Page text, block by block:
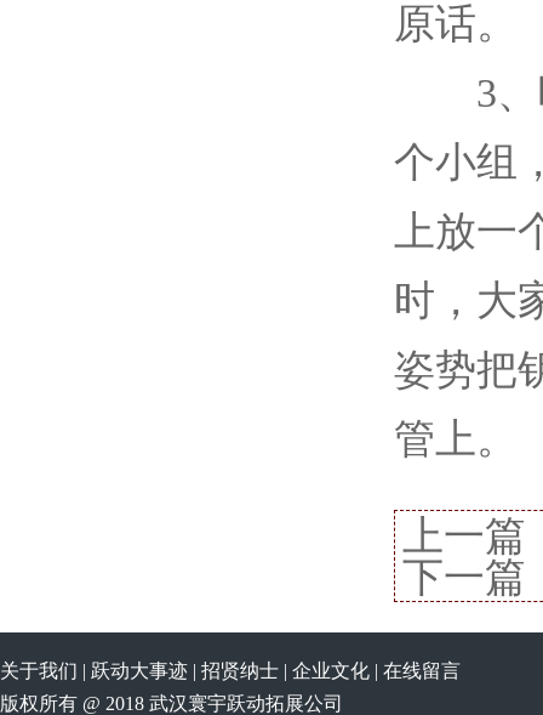
原话。
3、吸
个小组
上放
时，大
姿势把
管上。
上一篇
下一篇
关于我们 | 跃动大事迹 | 招贤纳士 | 企业文化 | 在线留言
版权所有 @ 2018 武汉寰宇跃动拓展公司